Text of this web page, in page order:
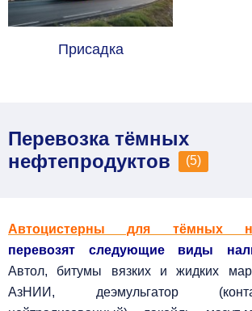
Присадка
Перевозка тёмных
нефтепродуктов
(5)
Автоцистерны для тёмных
перевозят следующие виды
Автол, битумы вязких и жидких
АзНИИ, деэмульгатор